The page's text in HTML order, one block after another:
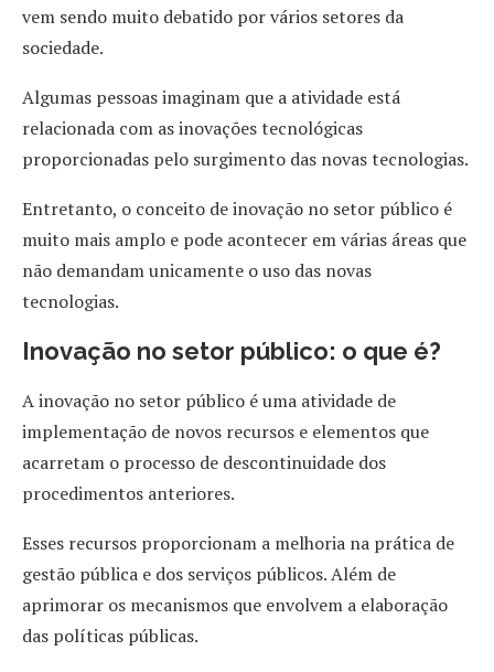
vem sendo muito debatido por vários setores da
sociedade.
Algumas pessoas imaginam que a atividade está
relacionada com as inovações tecnológicas
proporcionadas pelo surgimento das novas tecnologias.
Entretanto, o conceito de inovação no setor público é
muito mais amplo e pode acontecer em várias áreas que
não demandam unicamente o uso das novas
tecnologias.
Inovação no setor público: o que é?
A inovação no setor público é uma atividade de
implementação de novos recursos e elementos que
acarretam o processo de descontinuidade dos
procedimentos anteriores.
Esses recursos proporcionam a melhoria na prática de
gestão pública e dos serviços públicos. Além de
aprimorar os mecanismos que envolvem a elaboração
das políticas públicas.